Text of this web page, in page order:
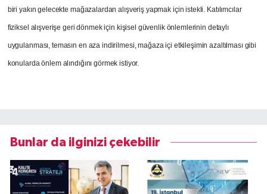
biri yakın gelecekte mağazalardan alışveriş yapmak için istekli. Katılımcılar
fiziksel alışverişe geri dönmek için kişisel güvenlik önlemlerinin detaylı
uygulanması, temasın en aza indirilmesi, mağaza içi etkileşimin azaltılması gibi
konularda önlem alındığını görmek istiyor.
Bunlar da ilginizi çekebilir